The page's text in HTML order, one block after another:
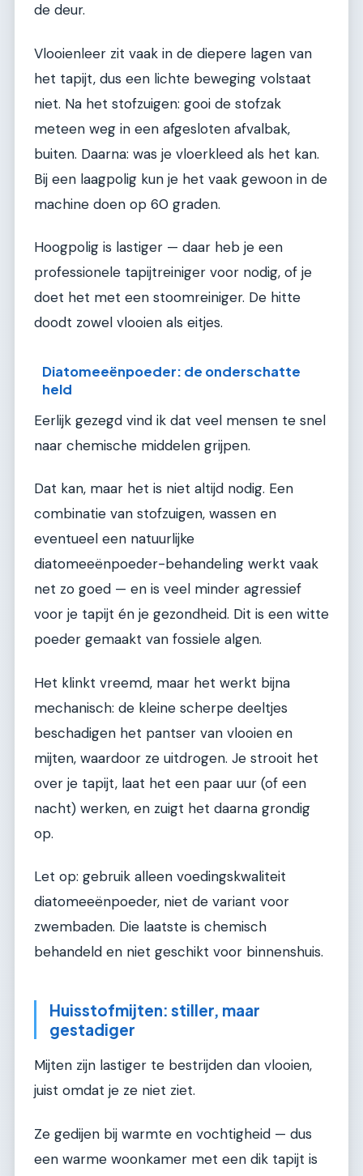
de deur.
Vlooienleer zit vaak in de diepere lagen van
het tapijt, dus een lichte beweging volstaat
niet. Na het stofzuigen: gooi de stofzak
meteen weg in een afgesloten afvalbak,
buiten. Daarna: was je vloerkleed als het kan.
Bij een laagpolig kun je het vaak gewoon in de
machine doen op 60 graden.
Hoogpolig is lastiger — daar heb je een
professionele tapijtreiniger voor nodig, of je
doet het met een stoomreiniger. De hitte
doodt zowel vlooien als eitjes.
Diatomeeënpoeder: de onderschatte
held
Eerlijk gezegd vind ik dat veel mensen te snel
naar chemische middelen grijpen.
Dat kan, maar het is niet altijd nodig. Een
combinatie van stofzuigen, wassen en
eventueel een natuurlijke
diatomeeënpoeder-behandeling werkt vaak
net zo goed — en is veel minder agressief
voor je tapijt én je gezondheid. Dit is een witte
poeder gemaakt van fossiele algen.
Het klinkt vreemd, maar het werkt bijna
mechanisch: de kleine scherpe deeltjes
beschadigen het pantser van vlooien en
mijten, waardoor ze uitdrogen. Je strooit het
over je tapijt, laat het een paar uur (of een
nacht) werken, en zuigt het daarna grondig
op.
Let op: gebruik alleen voedingskwaliteit
diatomeeënpoeder, niet de variant voor
zwembaden. Die laatste is chemisch
behandeld en niet geschikt voor binnenshuis.
Huisstofmijten: stiller, maar
gestadiger
Mijten zijn lastiger te bestrijden dan vlooien,
juist omdat je ze niet ziet.
Ze gedijen bij warmte en vochtigheid — dus
een warme woonkamer met een dik tapijt is